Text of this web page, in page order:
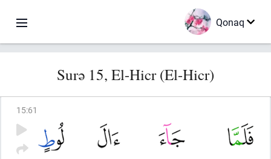
Qonaq
Surə 15, El-Hicr (El-Hicr)
15:61